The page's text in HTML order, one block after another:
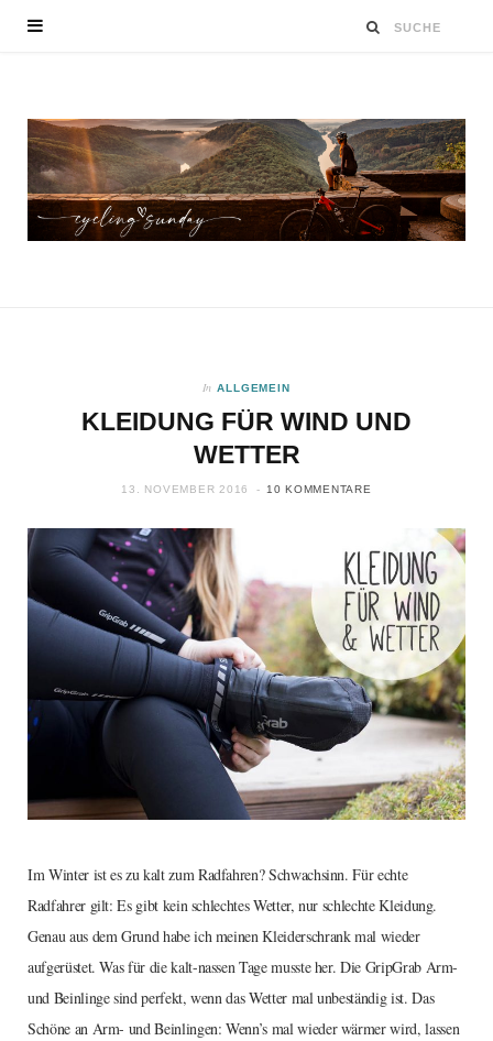
In ALLGEMEIN
KLEIDUNG FÜR WIND UND
WETTER
13. NOVEMBER 2016 10 KOMMENTARE
Im Winter ist es zu kalt zum Radfahren? Schwachsinn. Für echte
Radfahrer gilt: Es gibt kein schlechtes Wetter, nur schlechte Kleidung.
Genau aus dem Grund habe ich meinen Kleiderschrank mal wieder
aufgerüstet. Was für die kalt-nassen Tage musste her. Die GripGrab Arm-
und Beinlinge sind perfekt, wenn das Wetter mal unbeständig ist. Das
Schöne an Arm- und Beinlingen: Wenn’s mal wieder wärmer wird, lassen